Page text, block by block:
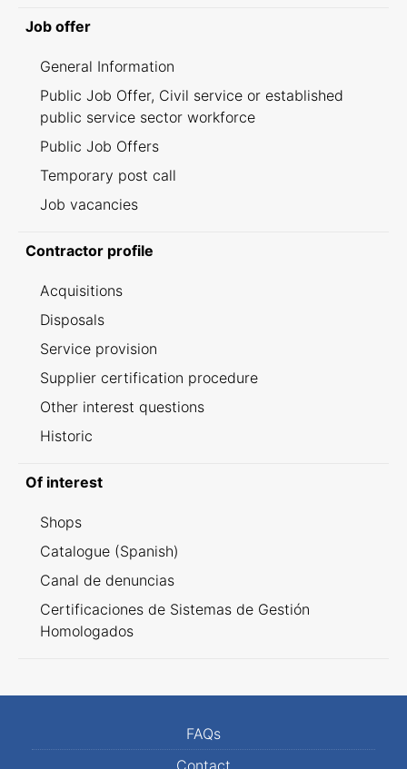
Job offer
General Information
Public Job Offer, Civil service or established
public service sector workforce
Public Job Offers
Temporary post call
Job vacancies
Contractor profile
Acquisitions
Disposals
Service provision
Supplier certification procedure
Other interest questions
Historic
Of interest
Shops
Catalogue (Spanish)
Canal de denuncias
Certificaciones de Sistemas de Gestión
Homologados
FAQs
Contact